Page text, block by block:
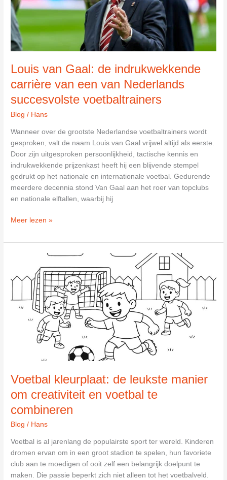
de
Derde
Divisie
Louis van Gaal: de indrukwekkende
carrière van een van Nederlands
succesvolste voetbaltrainers
Blog / Hans
Wanneer over de grootste Nederlandse voetbaltrainers wordt
gesproken, valt de naam Louis van Gaal vrijwel altijd als eerste.
Door zijn uitgesproken persoonlijkheid, tactische kennis en
indrukwekkende prijzenkast heeft hij een blijvende stempel
gedrukt op het nationale en internationale voetbal. Gedurende
meerdere decennia stond Van Gaal aan het roer van topclubs
en nationale elftallen, waarbij hij
Louis
Gaal:
carrière
van
een
van
Nederlands
succesvolste
voetbaltrainers
Meer lezen »
Voetbal kleurplaat: de leukste manier
om creativiteit en voetbal te
combineren
Blog / Hans
Voetbal is al jarenlang de populairste sport ter wereld. Kinderen
dromen ervan om in een groot stadion te spelen, hun favoriete
club aan te moedigen of ooit zelf een belangrijk doelpunt te
maken. Die passie beperkt zich niet alleen tot het voetbalveld.